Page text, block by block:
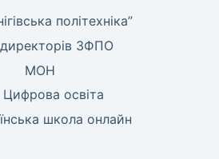
політехніка”
ЗФПО
МОН
Цифрова освіта
школа онлайн